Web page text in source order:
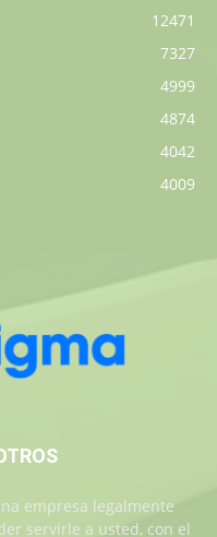
12471
7327
4999
4874
4042
4009
empresa legalmente
servirle a usted, con el